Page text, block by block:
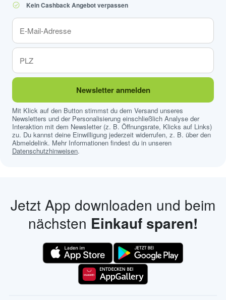
Kein Cashback Angebot verpassen
Newsletter anmelden
Mit Klick auf den Button stimmst du dem Versand unseres
Newsletters und der Personalisierung einschließlich Analyse der
Interaktion mit dem Newsletter (z. B. Öffnungsrate, Klicks auf Links)
zu. Du kannst deine Einwilligung jederzeit widerrufen, z. B. über den
Abmeldelink. Mehr Informationen findest du in unseren
Datenschutzhinweisen.
Jetzt App downloaden und beim
nächsten Einkauf sparen!